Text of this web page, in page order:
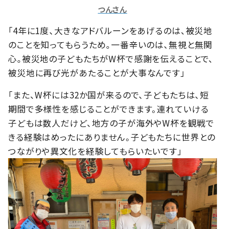
つんさん
「4年に1度、大きなアドバルーンをあげるのは、被災地
のことを知ってもらうため。一番辛いのは、無視と無関
心。被災地の子どもたちがW杯で感謝を伝えることで、
被災地に再び光があたることが大事なんです」
「また、W杯には32か国が来るので、子どもたちは、短
期間で多様性を感じることができます。連れていける
子どもは数人だけど、地方の子が海外やW杯を観戦で
きる経験はめったにありません。子どもたちに世界との
つながりや異文化を経験してもらいたいです」